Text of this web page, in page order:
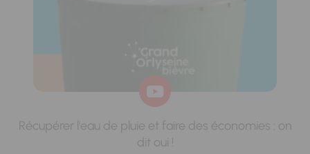
Récupérer l'eau de pluie et faire des économies : on
dit oui !